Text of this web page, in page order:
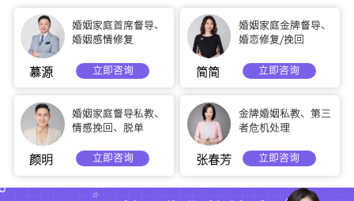
婚姻家庭首席督导、
婚姻感情修复
慕源 立即咨询
婚姻家庭金牌督导、
婚恋修复/挽回
简简 立即咨询
婚姻家庭督导私教、
情感挽回、脱单
颜明 立即咨询
金牌婚姻私教、第三
者危机处理
张春芳 立即咨询